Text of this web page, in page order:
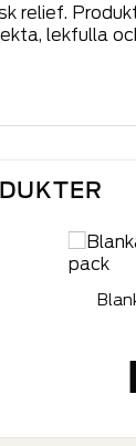
relief.
lekfulla